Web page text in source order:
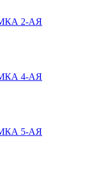
2-АЯ
4-АЯ
5-АЯ